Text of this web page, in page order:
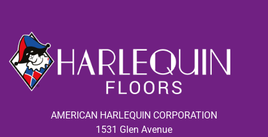
AMERICAN HARLEQUIN CORPORATION
1531 Glen Avenue